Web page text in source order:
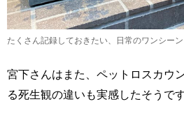
たくさん記録しておきたい、日常のワンシーン
宮下さんはまた、ペットロスカウ
る死生観の違いも実感したそうです